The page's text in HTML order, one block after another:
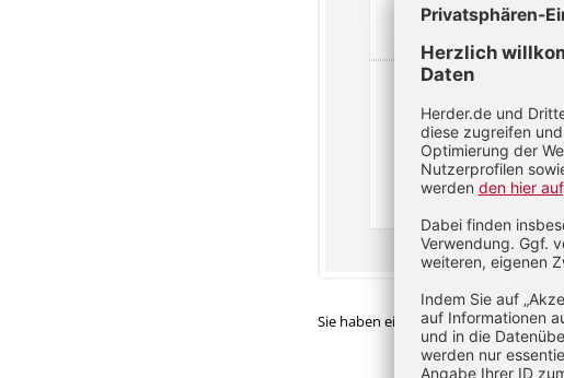
Sie haben ein Abonnement?